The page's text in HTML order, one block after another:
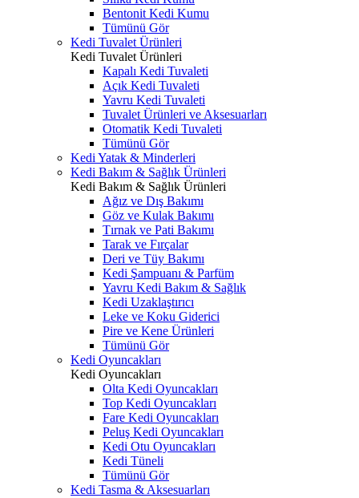
Bentonit Kedi Kumu
Tümünü Gör
Kedi Tuvalet Ürünleri
Kedi Tuvalet Ürünleri
Kapalı Kedi Tuvaleti
Açık Kedi Tuvaleti
Yavru Kedi Tuvaleti
Tuvalet Ürünleri ve Aksesuarları
Otomatik Kedi Tuvaleti
Tümünü Gör
Kedi Yatak & Minderleri
Kedi Bakım & Sağlık Ürünleri
Kedi Bakım & Sağlık Ürünleri
Ağız ve Dış Bakımı
Göz ve Kulak Bakımı
Tırnak ve Pati Bakımı
Tarak ve Fırçalar
Deri ve Tüy Bakımı
Kedi Şampuanı & Parfüm
Yavru Kedi Bakım & Sağlık
Kedi Uzaklaştırıcı
Leke ve Koku Giderici
Pire ve Kene Ürünleri
Tümünü Gör
Kedi Oyuncakları
Kedi Oyuncakları
Olta Kedi Oyuncakları
Top Kedi Oyuncakları
Fare Kedi Oyuncakları
Peluş Kedi Oyuncakları
Kedi Otu Oyuncakları
Kedi Tüneli
Tümünü Gör
Kedi Tasma & Aksesuarları